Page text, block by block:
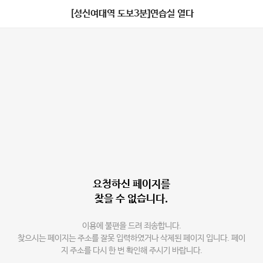
[성신여대역 도보3분]연습실 열다
요청하신 페이지를
찾을 수 없습니다.
이용에 불편을 드려 죄송합니다.
찾으시는 페이지는 주소를 잘못 입력하였거나 삭제된 페이지 입니다. 페이
지 주소를 다시 한 번 확인해 주시기 바랍니다.